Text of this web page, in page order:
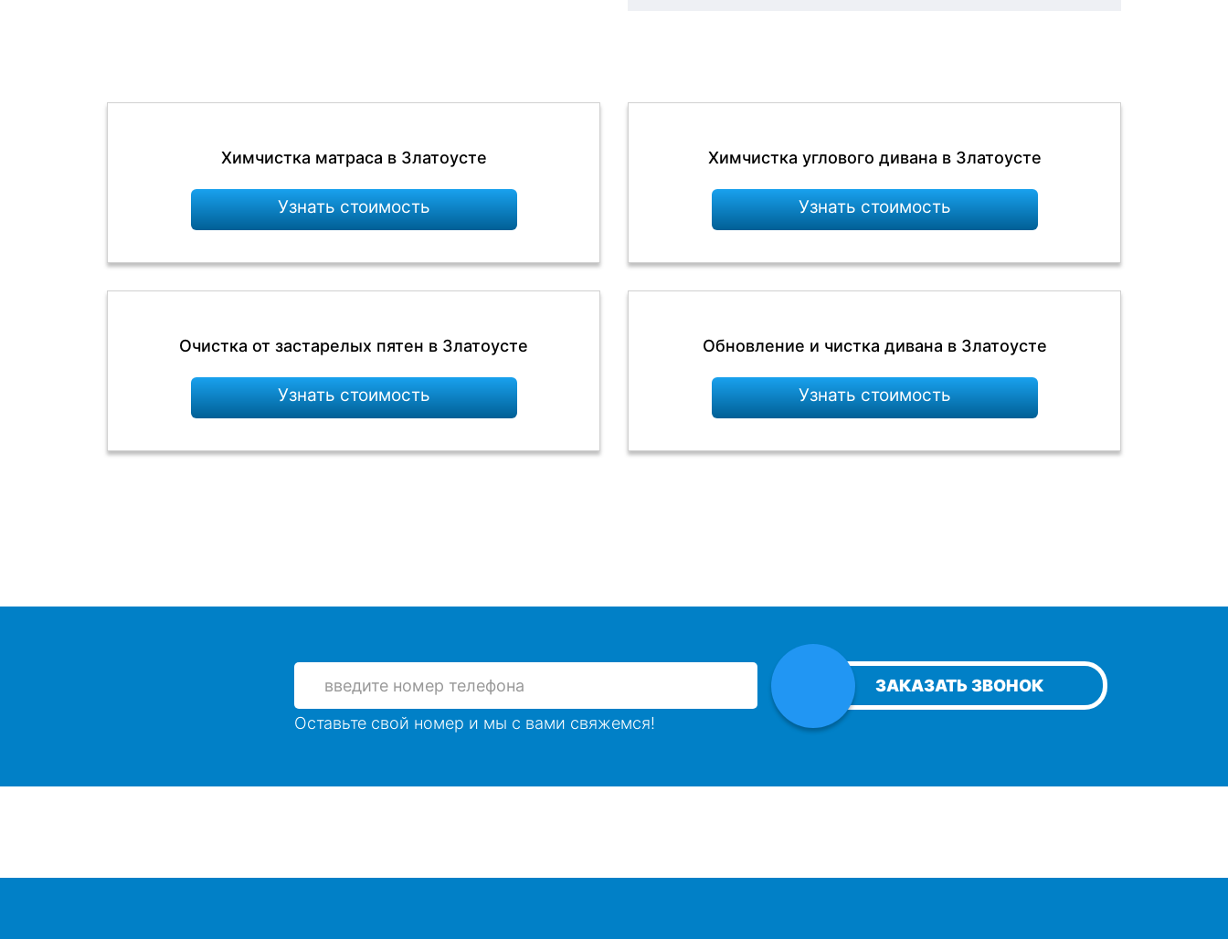
Химчистка матраса в Златоусте
Узнать стоимость
Химчистка углового дивана в Златоусте
Узнать стоимость
Очистка от застарелых пятен в Златоусте
Узнать стоимость
Обновление и чистка дивана в Златоусте
Узнать стоимость
ЗАКАЗАТЬ ЗВОНОК
Оставьте свой номер и мы с вами свяжемся!